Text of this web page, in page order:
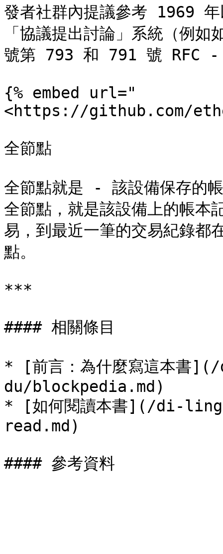
發者社群內提議參考 1969 年
「協議提出討論」系統（例
號第 793 和 791 號 RFC
{% embed url="
<https://github.com/
全節點
全節點就是 - 該設備保存的
全節點，就是該設備上的帳本
易，到最近一筆的交易紀錄
點。
***
#### 相關條目
* [前言：為什麼寫這本
du/blockpedia.md)
* [如何閱讀本書](/di-
read.md)